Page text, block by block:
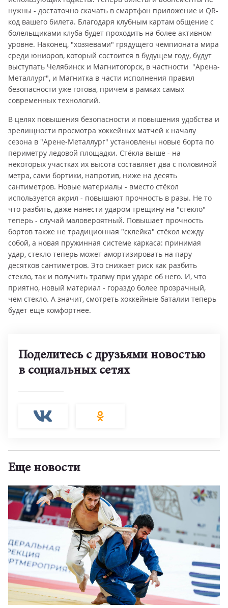
нужны - достаточно скачать в смартфон приложение и QR-
код вашего билета. Благодаря клубным картам общение с
болельщиками клуба будет проходить на более активном
уровне. Наконец, "хозяевами" грядущего чемпионата мира
среди юниоров, который состоится в будущем году, будут
выступать Челябинск и Магнитогорск, в частности "Арена-
Металлург", и Магнитка в части исполнения правил
безопасности уже готова, причём в рамках самых
современных технологий.
В целях повышения безопасности и повышения удобства и
зрелищности просмотра хоккейных матчей к началу
сезона в "Арене-Металлург" установлены новые борта по
периметру ледовой площадки. Стёкла выше - на
некоторых участках их высота составляет два с половиной
метра, сами бортики, напротив, ниже на десять
сантиметров. Новые материалы - вместо стёкол
используется акрил - повышают прочность в разы. Не то
что разбить, даже нанести ударом трещину на "стекло"
теперь - случай маловероятный. Повышает прочность
бортов также не традиционная "склейка" стёкол между
собой, а новая пружинная системе каркаса: принимая
удар, стекло теперь может амортизировать на пару
десятков сантиметров. Это снижает риск как разбить
стекло, так и получить травму при ударе об него. И, что
приятно, новый материал - гораздо более прозрачный,
чем стекло. А значит, смотреть хоккейные баталии теперь
будет ещё комфортнее.
Поделитесь с друзьями новостью
в социальных сетях
Еще новости